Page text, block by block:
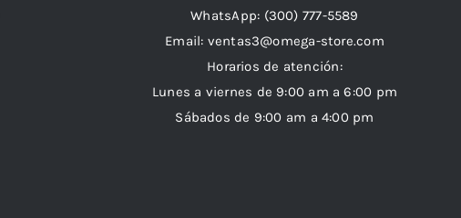
WhatsApp: (300) 777-5589
Email: ventas3@omega-store.com
Horarios de atención:
Lunes a viernes de 9:00 am a 6:00 pm
Sábados de 9:00 am a 4:00 pm